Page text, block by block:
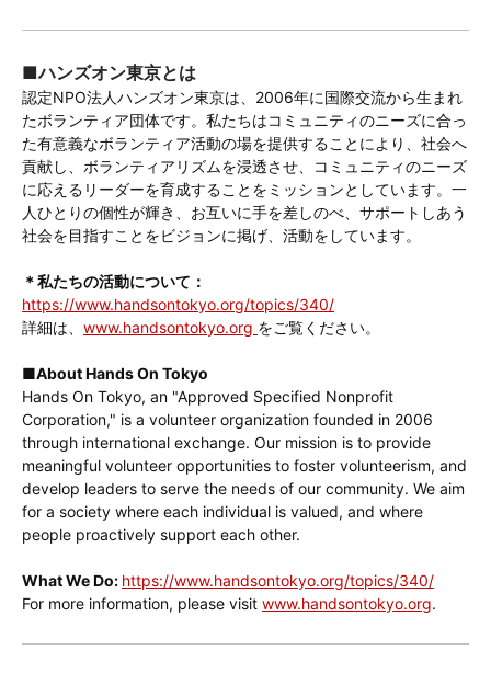
■ハンズオン東京とは
認定NPO法人ハンズオン東京は、2006年に国際交流から生まれ
たボランティア団体です。私たちはコミュニティのニーズに合っ
た有意義なボランティア活動の場を提供することにより、社会へ
貢献し、ボランティアリズムを浸透させ、コミュニティのニーズ
に応えるリーダーを育成することをミッションとしています。一
人ひとりの個性が輝き、お互いに手を差しのべ、サポートしあう
社会を目指すことをビジョンに掲げ、活動をしています。
＊私たちの活動について：
https://www.handsontokyo.org/topics/340/
詳細は、 www.handsontokyo.org をご覧ください。
■About Hands On Tokyo
Hands On Tokyo, an "Approved Specified Nonprofit
Corporation," is a volunteer organization founded in 2006
through international exchange. Our mission is to provide
meaningful volunteer opportunities to foster volunteerism, and
develop leaders to serve the needs of our community. We aim
for a society where each individual is valued, and where
people proactively support each other.
What We Do: https://www.handsontokyo.org/topics/340/
For more information, please visit www.handsontokyo.org.